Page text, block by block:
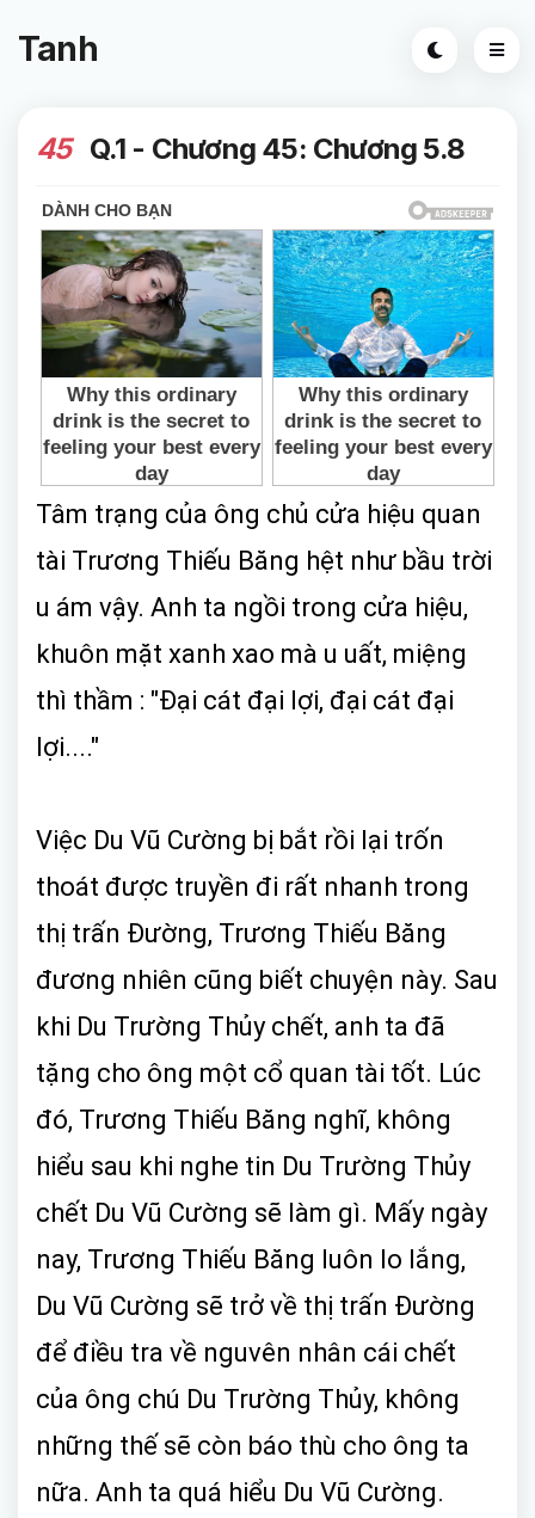
Tanh
45 Q.1 - Chương 45: Chương 5.8
Tâm trạng của ông chủ cửa hiệu quan
tài Trương Thiếu Băng hệt như bầu trời
u ám vậy. Anh ta ngồi trong cửa hiệu,
khuôn mặt xanh xao mà u uất, miệng
thì thầm : "Đại cát đại lợi, đại cát đại
lợi...."
Việc Du Vũ Cường bị bắt rồi lại trốn
thoát được truyền đi rất nhanh trong
thị trấn Đường, Trương Thiếu Băng
đương nhiên cũng biết chuyện này. Sau
khi Du Trường Thủy chết, anh ta đã
tặng cho ông một cổ quan tài tốt. Lúc
đó, Trương Thiếu Băng nghĩ, không
hiểu sau khi nghe tin Du Trường Thủy
chết Du Vũ Cường sẽ làm gì. Mấy ngày
nay, Trương Thiếu Băng luôn lo lắng,
Du Vũ Cường sẽ trở về thị trấn Đường
để điều tra về nguvên nhân cái chết
của ông chú Du Trường Thủy, không
những thế sẽ còn báo thù cho ông ta
nữa. Anh ta quá hiểu Du Vũ Cường.